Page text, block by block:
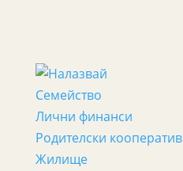
Семейство
Лични финанси
Родителски кооператив
Жилище